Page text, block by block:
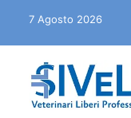
7 Agosto 2026